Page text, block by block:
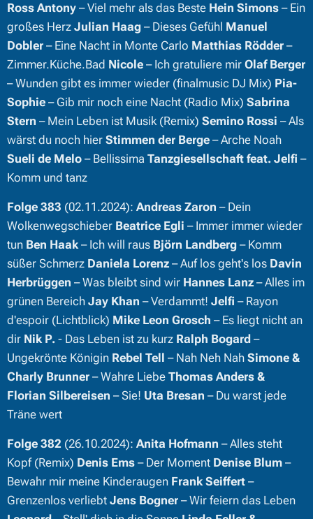
Ross Antony – Viel mehr als das Beste Hein Simons – Ein
großes Herz Julian Haag – Dieses Gefühl Manuel
Dobler – Eine Nacht in Monte Carlo Matthias Rödder –
Zimmer.Küche.Bad Nicole – Ich gratuliere mir Olaf Berger
– Wunden gibt es immer wieder (finalmusic DJ Mix) Pia-
Sophie – Gib mir noch eine Nacht (Radio Mix) Sabrina
Stern – Mein Leben ist Musik (Remix) Semino Rossi – Als
wärst du noch hier Stimmen der Berge – Arche Noah
Sueli de Melo – Bellissima Tanzgiesellschaft feat. Jelfi –
Komm und tanz
Folge 383 (02.11.2024): Andreas Zaron – Dein
Wolkenwegschieber Beatrice Egli – Immer immer wieder
tun Ben Haak– Ich will raus Björn Landberg – Komm
süßer Schmerz Daniela Lorenz – Auf los geht's los Davin
Herbrüggen – Was bleibt sind wir Hannes Lanz – Alles im
grünen Bereich Jay Khan – Verdammt! Jelfi – Rayon
d'espoir (Lichtblick) Mike Leon Grosch – Es liegt nicht an
dir Nik P. - Das Leben ist zu kurz Ralph Bogard –
Ungekrönte Königin Rebel Tell – Nah Neh Nah Simone &
Charly Brunner – Wahre Liebe Thomas Anders &
Florian Silbereisen – Sie! Uta Bresan – Du warst jede
Träne wert
Folge 382 (26.10.2024): Anita Hofmann – Alles steht
Kopf (Remix) Denis Ems – Der Moment Denise Blum –
Bewahr mir meine Kinderaugen Frank Seiffert –
Grenzenlos verliebt Jens Bogner – Wir feiern das Leben